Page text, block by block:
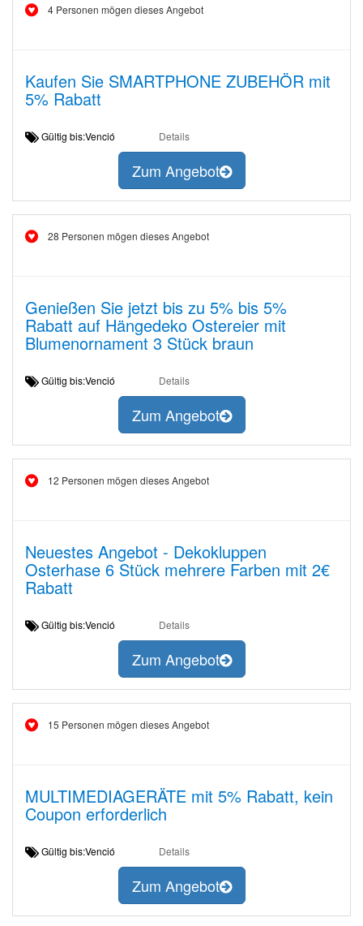
4 Personen mögen dieses Angebot
Kaufen Sie SMARTPHONE ZUBEHÖR mit
5% Rabatt
Gültig bis:Venció Details
Zum Angebot
28 Personen mögen dieses Angebot
Genießen Sie jetzt bis zu 5% bis 5%
Rabatt auf Hängedeko Ostereier mit
Blumenornament 3 Stück braun
Gültig bis:Venció Details
Zum Angebot
12 Personen mögen dieses Angebot
Neuestes Angebot - Dekokluppen
Osterhase 6 Stück mehrere Farben mit 2€
Rabatt
Gültig bis:Venció Details
Zum Angebot
15 Personen mögen dieses Angebot
MULTIMEDIAGERÄTE mit 5% Rabatt, kein
Coupon erforderlich
Gültig bis:Venció Details
Zum Angebot